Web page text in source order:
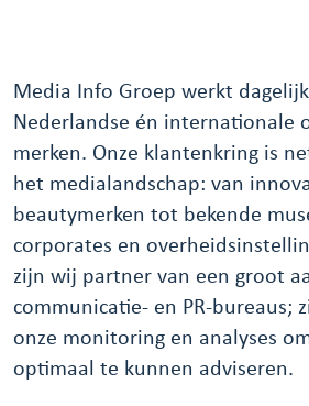
Media Info Groep werkt
Nederlandse én internationale
merken. Onze klantenkring is
het medialandschap: van
beautymerken tot bekende
corporates en
zijn wij partner van een groot
communicatie- en PR-bureaus;
onze monitoring en analyses
optimaal te kunnen adviseren.